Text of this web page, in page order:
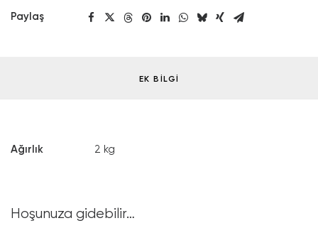
Paylaş
EK BILGI
Ağırlık 2 kg
Hoşunuza gidebilir…